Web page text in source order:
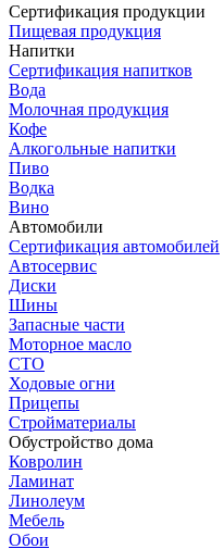
Сертификация продукции
Пищевая продукция
Напитки
Сертификация напитков
Вода
Молочная продукция
Кофе
Алкогольные напитки
Пиво
Водка
Вино
Автомобили
Сертификация автомобилей
Автосервис
Диски
Шины
Запасные части
Моторное масло
СТО
Ходовые огни
Прицепы
Стройматериалы
Обустройство дома
Ковролин
Ламинат
Линолеум
Мебель
Обои